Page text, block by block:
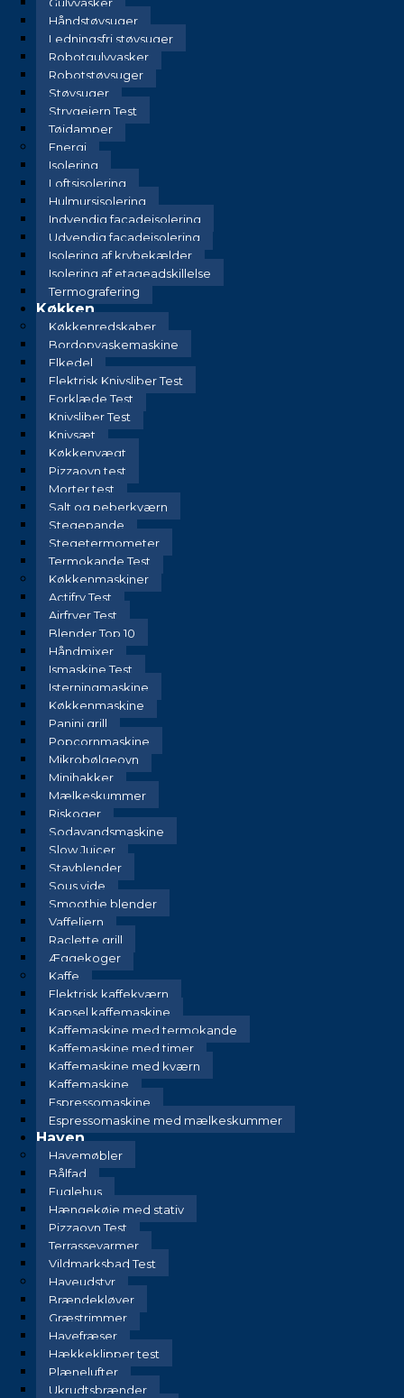
Håndstøvsuger
Ledningsfri støvsuger
Robotgulvvasker
Robotstøvsuger
Støvsuger
Strygejern Test
Tøjdamper
Energi
Isolering
Loftsisolering
Hulmursisolering
Indvendig facadeisolering
Udvendig facadeisolering
Isolering af krybekælder
Isolering af etageadskillelse
Termografering
Køkken
Køkkenredskaber
Bordopvaskemaskine
Elkedel
Elektrisk Knivsliber Test
Forklæde Test
Knivsliber Test
Knivsæt
Køkkenvægt
Pizzaovn test
Morter test
Salt og peberkværn
Stegepande
Stegetermometer
Termokande Test
Køkkenmaskiner
Actifry Test
Airfryer Test
Blender Top 10
Håndmixer
Ismaskine Test
Isterningmaskine
Køkkenmaskine
Panini grill
Popcornmaskine
Mikrobølgeovn
Minihakker
Mælkeskummer
Riskoger
Sodavandsmaskine
Slow Juicer
Stavblender
Sous vide
Smoothie blender
Vaffeljern
Raclette grill
Æggekoger
Kaffe
Elektrisk kaffekværn
Kapsel kaffemaskine
Kaffemaskine med termokande
Kaffemaskine med timer
Kaffemaskine med kværn
Kaffemaskine
Espressomaskine
Espressomaskine med mælkeskummer
Haven
Havemøbler
Bålfad
Fuglehus
Hængekøje med stativ
Pizzaovn Test
Terrassevarmer
Vildmarksbad Test
Haveudstyr
Brændekløver
Græstrimmer
Havefræser
Hækkeklipper test
Plænelufter
Ukrudtsbrænder